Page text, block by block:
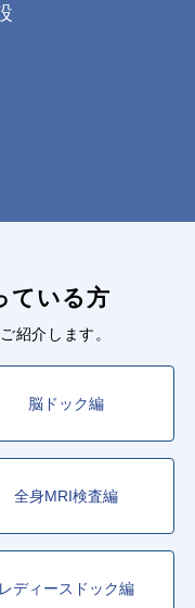
ている方
紹介します。
脳ドック編
全身MRI検査編
レディースドック編